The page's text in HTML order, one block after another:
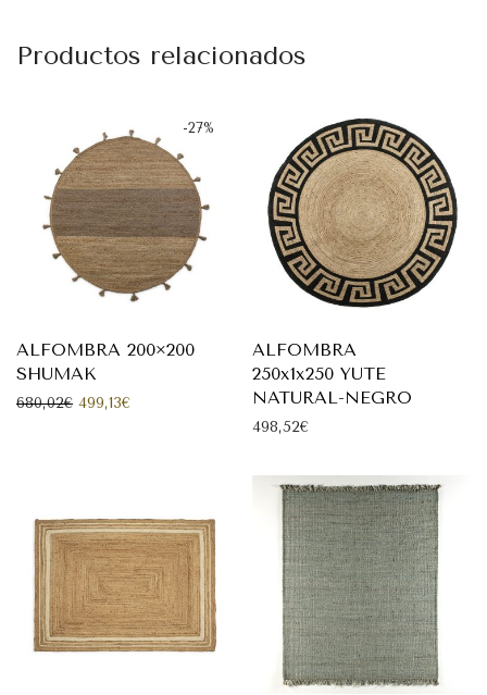
Productos relacionados
-27%
ALFOMBRA 200×200
SHUMAK
680,02€ El precio original era: 680,02€.
499,13€El precio actual es: 499,13€.
ALFOMBRA
250x1x250 YUTE
NATURAL-NEGRO
498,52€